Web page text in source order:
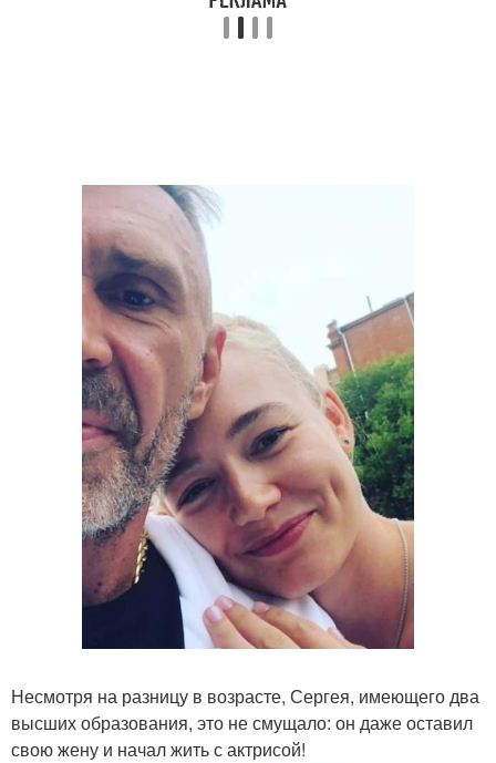
Несмотря на разницу в возрасте, Сергея, имеющего два
высших образования, это не смущало: он даже оставил
свою жену и начал жить с актрисой!